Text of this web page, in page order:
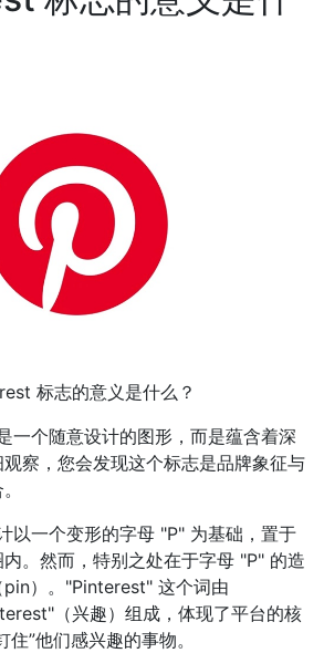
标志的意义是什么？
一个随意设计的图形，而是蕴含着深
察，您会发现这个标志是品牌象征与
以一个变形的字母 "P" 为基础，置于
。然而，特别之处在于字母 "P" 的造
）。"Pinterest" 这个词由
（兴趣）组成，体现了平台的核
”他们感兴趣的事物。